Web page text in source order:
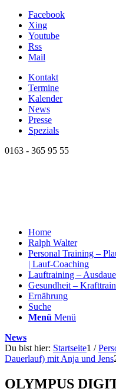
Facebook
Xing
Youtube
Rss
Mail
Kontakt
Termine
Kalender
News
Presse
Spezials
0163 - 365 95 55
Home
Ralph Walter
Personal Training –
| Lauf-Coaching
Lauftraining –
Gesundheit –
Ernährung
Suche
Menü Menü
News
Du bist hier: Startseite1 /
Dauerlauf) mit Anja und Jens
OLYMPUS